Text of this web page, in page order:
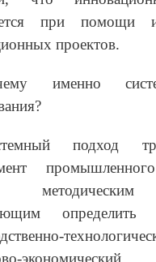
при помощи
проектов.
именно
подход
методическим
определить